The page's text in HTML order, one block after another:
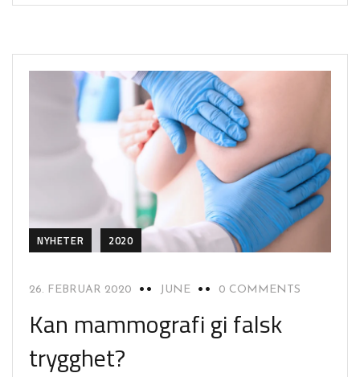
NYHETER 2020
26. FEBRUAR 2020 JUNE 0 COMMENTS
Kan mammografi gi falsk
trygghet?